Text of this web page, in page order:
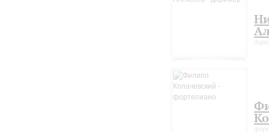
ударом, изменившим
Успех на премьере
поднялись со своих мест,
с композитором.